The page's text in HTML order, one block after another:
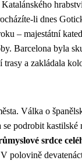
li dnes
– majestátní
Barcelona byla
a zakládala
Válka o
podrobit kastilské
srdce
polovině